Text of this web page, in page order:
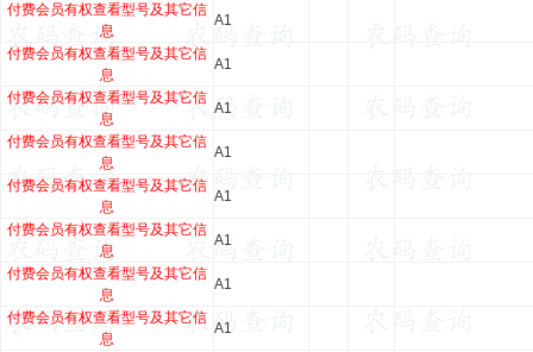
付费会员有权查看型号及其它信
息
A1
付费会员有权查看型号及其它信
息
A1
付费会员有权查看型号及其它信
息
A1
付费会员有权查看型号及其它信
息
A1
付费会员有权查看型号及其它信
息
A1
付费会员有权查看型号及其它信
息
A1
付费会员有权查看型号及其它信
息
A1
付费会员有权查看型号及其它信
息
A1